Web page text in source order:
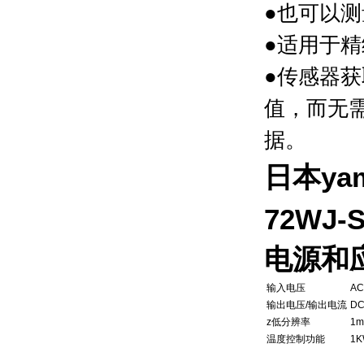
●也可以
●适用于
●传感器
值，而无
据。
日本
72WJ-
电源和
输入电压
输出电压/输出电流
z低分辨率
温度控制功能